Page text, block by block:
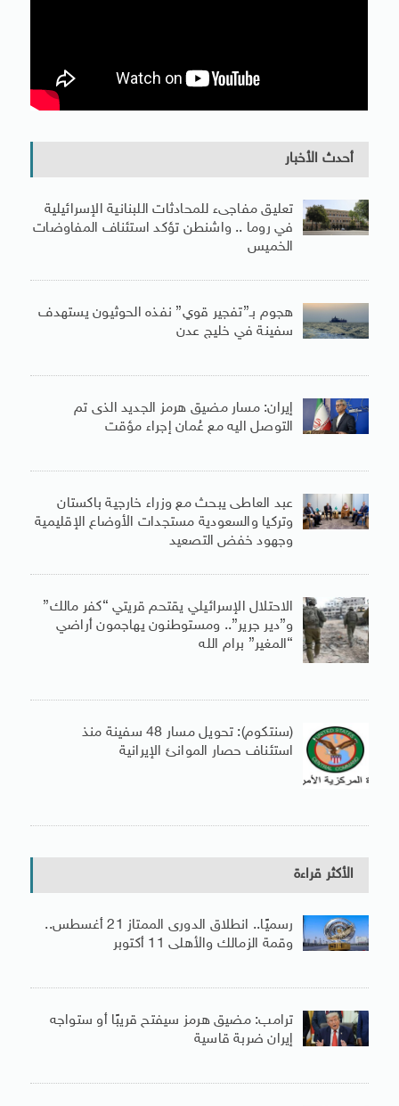
أحدث الأخبار
تعليق مفاجىء للمحادثات اللبنانية الإسرائيلية
في روما .. واشنطن تؤكد استئناف المفاوضات
الخميس
هجوم بـ”تفجير قوي” نفذه الحوثيون يستهدف
سفينة في خليج عدن
إيران: مسار مضيق هرمز الجديد الذى تم
التوصل اليه مع عُمان إجراء مؤقت
عبد العاطى يبحث مع وزراء خارجية باكستان
وتركيا والسعودية مستجدات الأوضاع الإقليمية
وجهود خفض التصعيد
الاحتلال الإسرائيلي يقتحم قريتي “كفر مالك”
و”دير جرير”.. ومستوطنون يهاجمون أراضي
“المغير” برام الله
(سنتكوم): تحويل مسار 48 سفينة منذ
استئناف حصار الموانئ الإيرانية
الأكثر قراءة
رسميًا.. انطلاق الدورى الممتاز 21 أغسطس..
وقمة الزمالك والأهلى 11 أكتوبر
ترامب: مضيق هرمز سيفتح قريبًا أو ستواجه
إيران ضربة قاسية